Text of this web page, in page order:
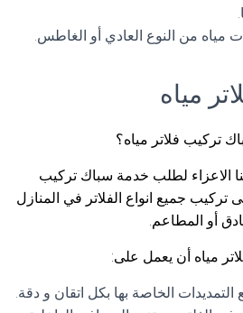
من النوع العادي أو الغاطس.
مياه
تركيب فلاتر مياه؟
الاعزاء لطلب خدمة سباك تركيب
تركيب جميع انواع الفلاتر في المنازل
أو المطاعم.
مياه أن يعمل على:
التمديدات الخاصة بها بكل اتقان و دقة.